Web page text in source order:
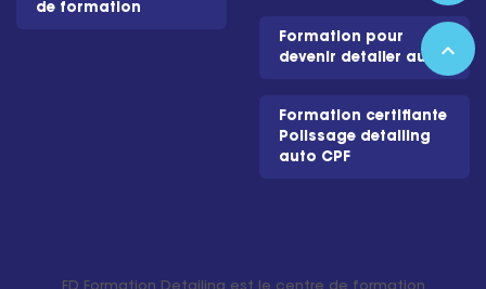
de formation
Formation pour
devenir detailer auto
Formation certifiante
Polissage detailing
auto CPF
expand_less